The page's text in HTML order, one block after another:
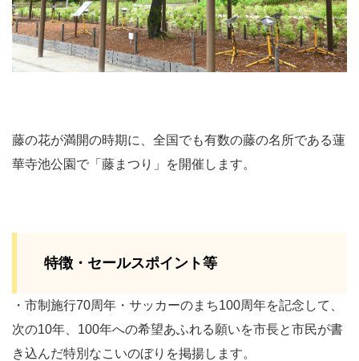
藤の花が満開の時期に、全国でも有数の藤の名所である蓮
華寺池公園で「藤まつり」を開催します。
特徴・セールスポイント等
・市制施行70周年・サッカーのまち100周年を記念して、
次の10年、100年への希望あふれる願いを市長と市民が書
き込んだ特別なこいのぼりを掲揚します。